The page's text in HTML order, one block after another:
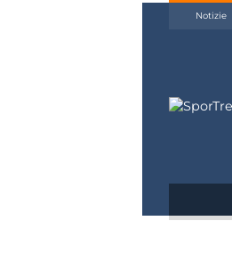
Notizie